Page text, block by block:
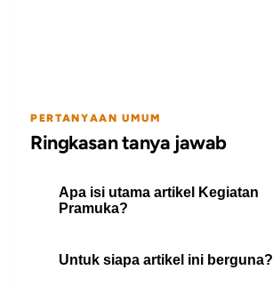
PERTANYAAN UMUM
Ringkasan tanya jawab
Apa isi utama artikel Kegiatan
Pramuka?
Untuk siapa artikel ini berguna?